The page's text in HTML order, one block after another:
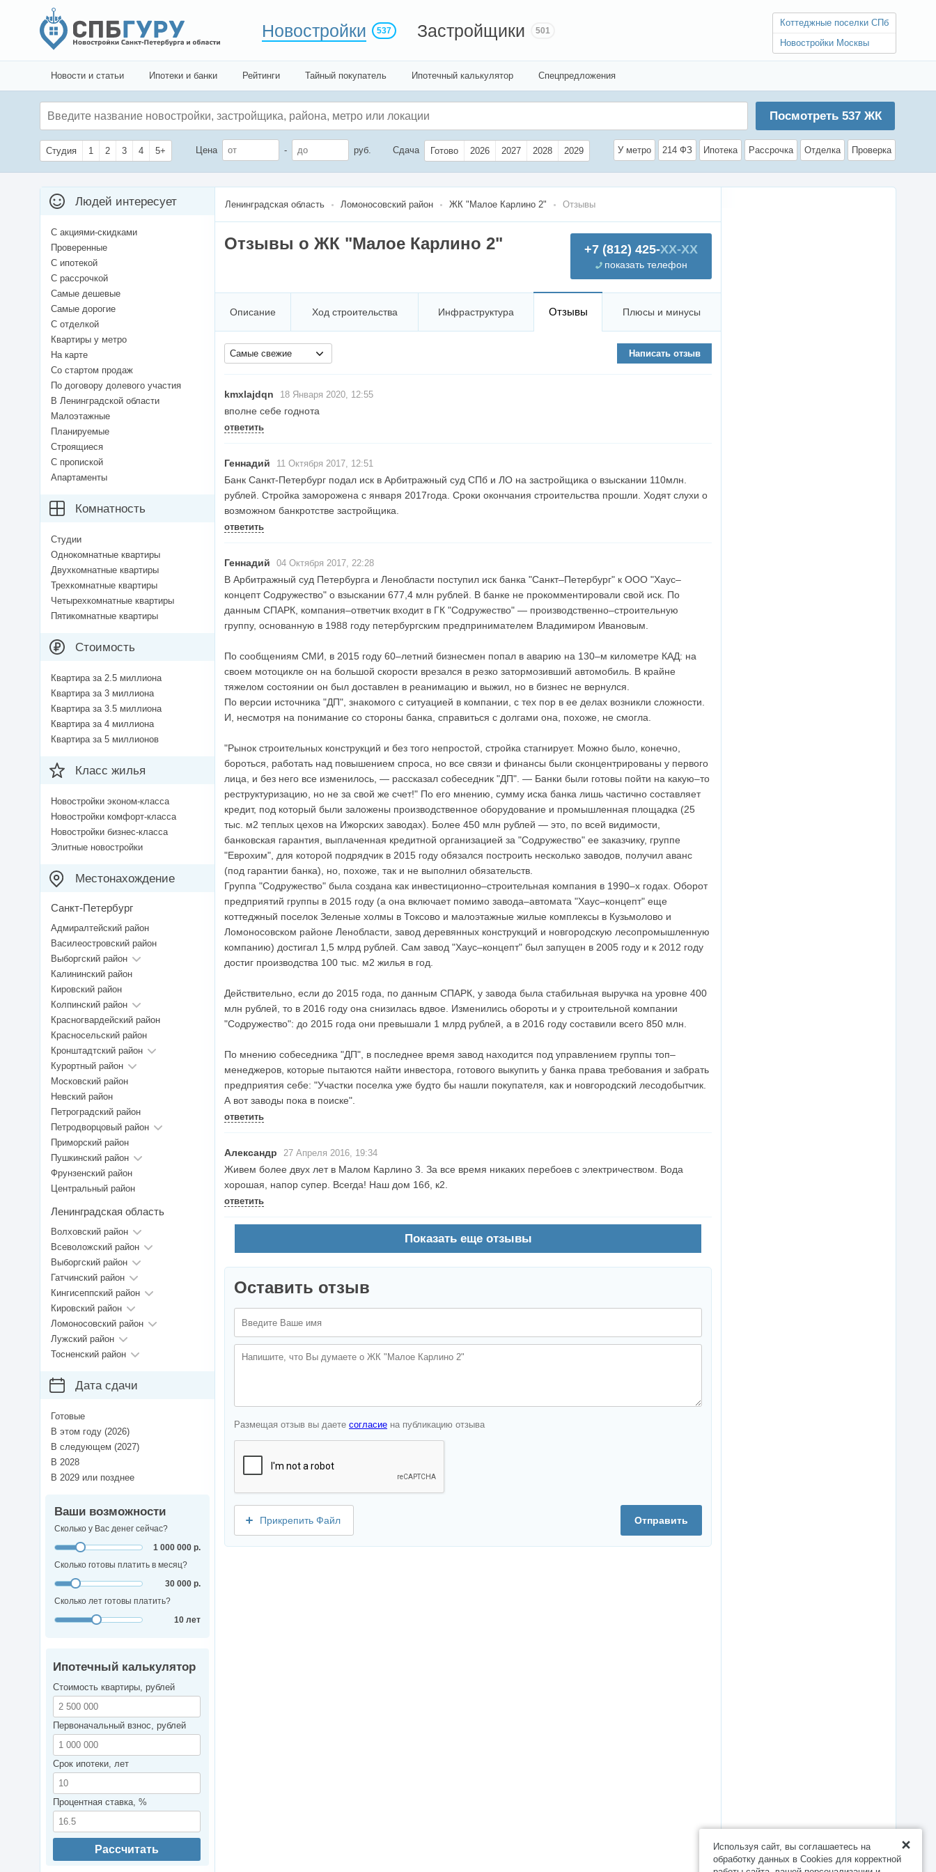
Новостройки 537 Застройщики 501
Коттеджные поселки СПб
Новостройки Москвы
Новости и статьи Ипотеки и банки Рейтинги Тайный покупатель Ипотечный калькулятор Спецпредложения
Посмотреть 537ЖК
Студия 1 2 3 4 5+ Цена - руб. Сдача Готово 2026 2027 2028 2029 У метро 214 ФЗ Ипотека Рассрочка Отделка Проверка
Ленинградская область Ломоносовский район ЖК "Малое Карлино 2" Отзывы
+7 (812) 425-XX-XX
показать телефон
Отзывы о ЖК "Малое Карлино 2"
Описание Ход строительства Инфраструктура Отзывы Плюсы и минусы
Самые свежие Написать отзыв
kmxlajdqn 18 Января 2020, 12:55
вполне себе годнота
ответить
Геннадий 11 Октября 2017, 12:51
Банк Санкт-Петербург подал иск в Арбитражный суд СПб и ЛО на застройщика о взыскании 110млн.
рублей. Стройка заморожена с января 2017года. Сроки окончания строительства прошли. Ходят слухи о
возможном банкротстве застройщика.
ответить
Геннадий 04 Октября 2017, 22:28
В Арбитражный суд Петербурга и Ленобласти поступил иск банка "Санкт–Петербург" к ООО "Хаус–
концепт Содружество" о взыскании 677,4 млн рублей. В банке не прокомментировали свой иск. По
данным СПАРК, компания–ответчик входит в ГК "Содружество" — производственно–строительную
группу, основанную в 1988 году петербургским предпринимателем Владимиром Ивановым.
По сообщениям СМИ, в 2015 году 60–летний бизнесмен попал в аварию на 130–м километре КАД: на
своем мотоцикле он на большой скорости врезался в резко затормозивший автомобиль. В крайне
тяжелом состоянии он был доставлен в реанимацию и выжил, но в бизнес не вернулся.
По версии источника "ДП", знакомого с ситуацией в компании, с тех пор в ее делах возникли сложности.
И, несмотря на понимание со стороны банка, справиться с долгами она, похоже, не смогла.
"Рынок строительных конструкций и без того непростой, стройка стагнирует. Можно было, конечно,
бороться, работать над повышением спроса, но все связи и финансы были сконцентрированы у первого
лица, и без него все изменилось, — рассказал собеседник "ДП". — Банки были готовы пойти на какую–то
реструктуризацию, но не за свой же счет!" По его мнению, сумму иска банка лишь частично составляет
кредит, под который были заложены производственное оборудование и промышленная площадка (25
тыс. м2 теплых цехов на Ижорских заводах). Более 450 млн рублей — это, по всей видимости,
банковская гарантия, выплаченная кредитной организацией за "Содружество" ее заказчику, группе
"Еврохим", для которой подрядчик в 2015 году обязался построить несколько заводов, получил аванс
(под гарантии банка), но, похоже, так и не выполнил обязательств.
Группа "Содружество" была создана как инвестиционно–строительная компания в 1990–х годах. Оборот
предприятий группы в 2015 году (а она включает помимо завода–автомата "Хаус–концепт" еще
коттеджный поселок Зеленые холмы в Токсово и малоэтажные жилые комплексы в Кузьмолово и
Ломоносовском районе Ленобласти, завод деревянных конструкций и новгородскую лесопромышленную
компанию) достигал 1,5 млрд рублей. Сам завод "Хаус–концепт" был запущен в 2005 году и к 2012 году
достиг производства 100 тыс. м2 жилья в год.
Действительно, если до 2015 года, по данным СПАРК, у завода была стабильная выручка на уровне 400
млн рублей, то в 2016 году она снизилась вдвое. Изменились обороты и у строительной компании
"Содружество": до 2015 года они превышали 1 млрд рублей, а в 2016 году составили всего 850 млн.
По мнению собеседника "ДП", в последнее время завод находится под управлением группы топ–
менеджеров, которые пытаются найти инвестора, готового выкупить у банка права требования и забрать
предприятия себе: "Участки поселка уже будто бы нашли покупателя, как и новгородский лесодобытчик.
А вот заводы пока в поиске".
ответить
Александр 27 Апреля 2016, 19:34
Живем более двух лет в Малом Карлино 3. За все время никаких перебоев с электричеством. Вода
хорошая, напор супер. Всегда! Наш дом 16б, к2.
ответить
Показать еще отзывы
Оставить отзыв
Размещая отзыв вы даете согласие на публикацию отзыва
Отправить
Прикрепить Файл
Людей интересует
С акциями-скидками
Проверенные
С ипотекой
С рассрочкой
Самые дешевые
Самые дорогие
С отделкой
Квартиры у метро
На карте
Со стартом продаж
По договору долевого участия
В Ленинградской области
Малоэтажные
Планируемые
Строящиеся
С пропиской
Апартаменты
Комнатность
Студии
Однокомнатные квартиры
Двухкомнатные квартиры
Трехкомнатные квартиры
Четырехкомнатные квартиры
Пятикомнатные квартиры
Стоимость
Квартира за 2.5 миллиона
Квартира за 3 миллиона
Квартира за 3.5 миллиона
Квартира за 4 миллиона
Квартира за 5 миллионов
Класс жилья
Новостройки эконом-класса
Новостройки комфорт-класса
Новостройки бизнес-класса
Элитные новостройки
Местонахождение
Санкт-Петербург
Адмиралтейский район
Василеостровский район
Выборгский район
Калининский район
Кировский район
Колпинский район
Красногвардейский район
Красносельский район
Кронштадтский район
Курортный район
Московский район
Невский район
Петроградский район
Петродворцовый район
Приморский район
Пушкинский район
Фрунзенский район
Центральный район
Ленинградская область
Волховский район
Всеволожский район
Выборгский район
Гатчинский район
Кингисеппский район
Кировский район
Ломоносовский район
Лужский район
Тосненский район
Дата сдачи
Готовые
В этом году (2026)
В следующем (2027)
В 2028
В 2029 или позднее
Ваши возможности
Сколько у Вас денег сейчас?
1 000 000 р.
Сколько готовы платить в месяц?
30 000 р.
Сколько лет готовы платить?
10 лет
Ипотечный калькулятор
Стоимость квартиры, рублей
Первоначальный взнос, рублей
Срок ипотеки, лет
Процентная ставка, %
Рассчитать
Используя сайт, вы соглашаетесь на
обработку данных в Cookies для корректной